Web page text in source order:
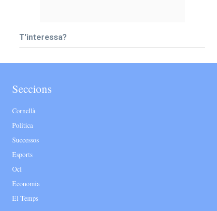
T’interessa?
Seccions
Cornellà
Política
Successos
Esports
Oci
Economia
El Temps